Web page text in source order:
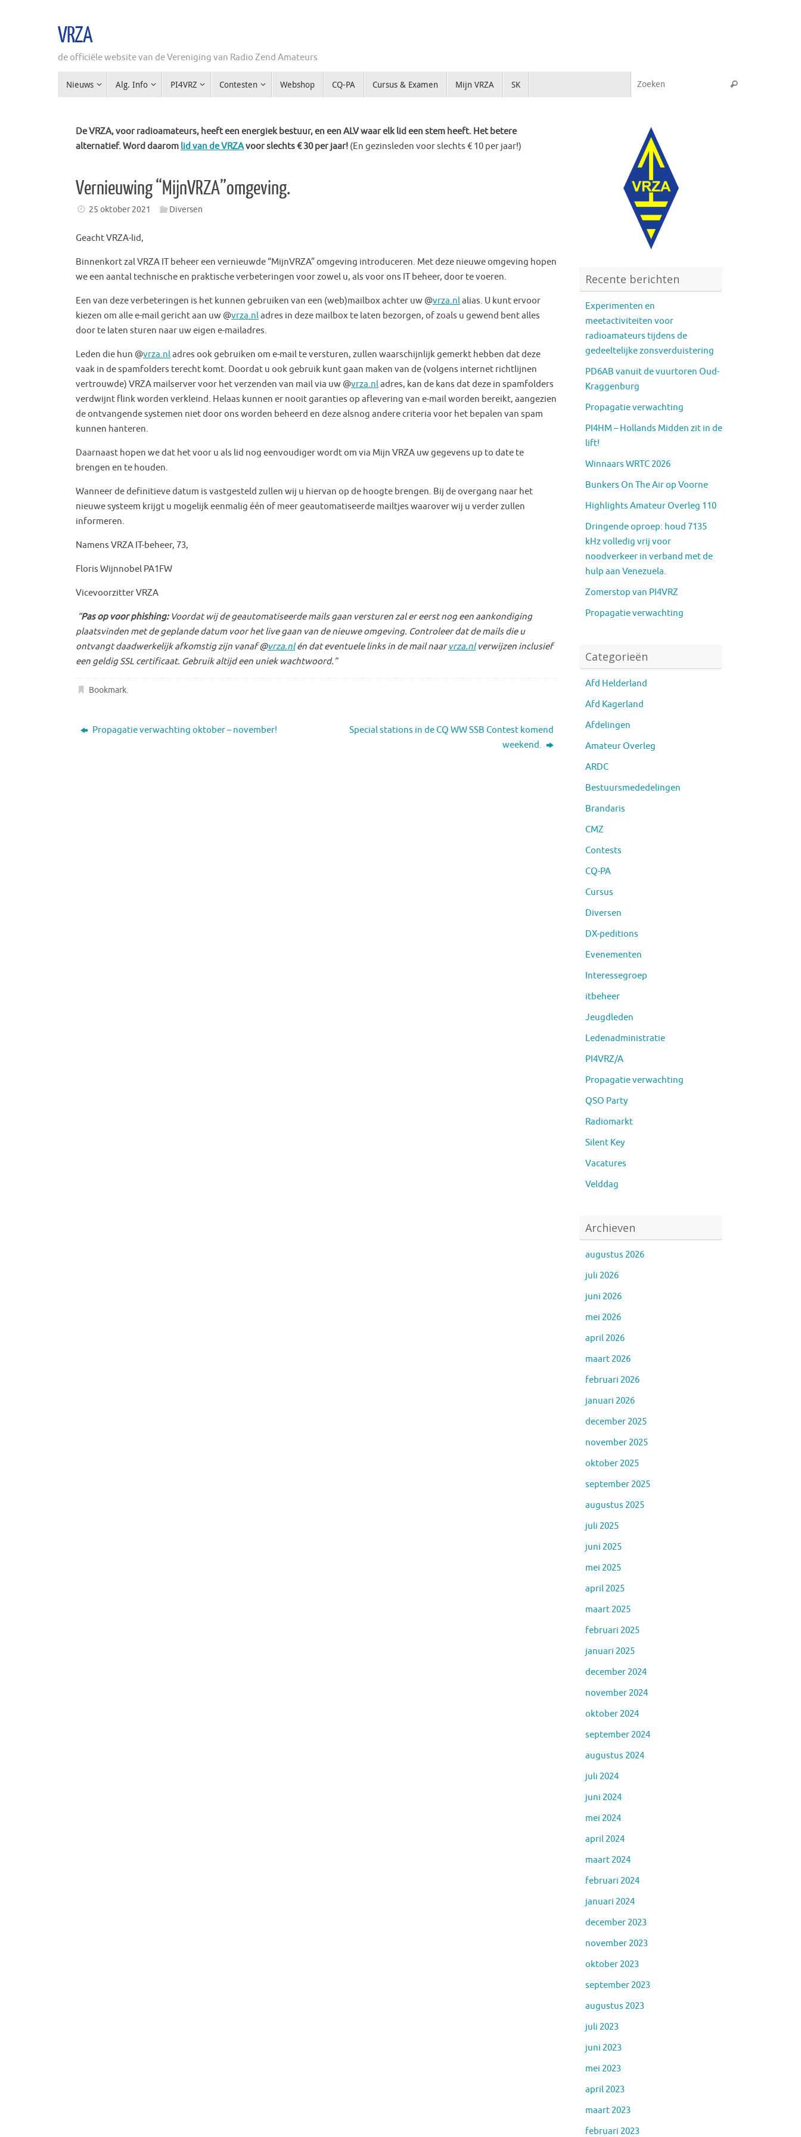
VRZA
de officiële website van de Vereniging van Radio Zend Amateurs
naarNieuws Alg. Info PI4VRZ Contesten Webshop CQ-PA Cursus & Examen Mijn VRZA SK Zoeken
De VRZA, voor radioamateurs, heeft een energiek bestuur, en een ALV waar elk lid een stem heeft. Het betere
alternatief. Word daarom lid van de VRZAvoor slechts € 30 per jaar! (En gezinsleden voor slechts € 10 per jaar!)
Vernieuwing “MijnVRZA”omgeving.
25 oktober 2021 Diversen
Geacht VRZA-lid,
Binnenkort zal VRZA IT beheer een vernieuwde “MijnVRZA” omgeving introduceren. Met deze nieuwe omgeving hopen
we een aantal technische en praktische verbeteringen voor zowel u, als voor ons IT beheer, door te voeren.
Een van deze verbeteringen is het kunnen gebruiken van een (web)mailbox achter uw @vrza.nlalias. U kunt ervoor
kiezen om alle e-mail gericht aan uw @vrza.nladres in deze mailbox te laten bezorgen, of zoals u gewend bent alles
door te laten sturen naar uw eigen e-mailadres.
Leden die hun @vrza.nladres ook gebruiken om e-mail te versturen, zullen waarschijnlijk gemerkt hebben dat deze
vaak in de spamfolders terecht komt. Doordat u ook gebruik kunt gaan maken van de (volgens internet richtlijnen
vertrouwde) VRZA mailserver voor het verzenden van mail via uw @vrza.nladres, kan de kans dat deze in spamfolders
verdwijnt flink worden verkleind. Helaas kunnen er nooit garanties op aflevering van e-mail worden bereikt, aangezien
de ontvangende systemen niet door ons worden beheerd en deze alsnog andere criteria voor het bepalen van spam
kunnen hanteren.
Daarnaast hopen we dat het voor u als lid nog eenvoudiger wordt om via Mijn VRZA uw gegevens up to date te
brengen en te houden.
Wanneer de definitieve datum is vastgesteld zullen wij u hiervan op de hoogte brengen. Bij de overgang naar het
nieuwe systeem krijgt u mogelijk eenmalig één of meer geautomatiseerde mailtjes waarover wij u verder zullen
informeren.
Namens VRZA IT-beheer, 73,
Floris Wijnnobel PA1FW
Vicevoorzitter VRZA
“Pas op voor phishing:Voordat wij de geautomatiseerde mails gaan versturen zal er eerst nog een aankondiging
plaatsvinden met de geplande datum voor het live gaan van de nieuwe omgeving. Controleer dat de mails die u
ontvangt daadwerkelijk afkomstig zijn vanaf @vrza.nlén dat eventuele links in de mail naarvrza.nlverwijzen inclusief
een geldig SSL certificaat. Gebruik altijd een uniek wachtwoord.”
Bookmark.
Propagatie verwachting oktober – november!
Special stations in de CQ WW SSB Contest komend
weekend.
Recente berichten
Experimenten en
meetactiviteiten voor
radioamateurs tijdens de
gedeeltelijke zonsverduistering
PD6AB vanuit de vuurtoren Oud-
Kraggenburg
Propagatie verwachting
PI4HM – Hollands Midden zit in de
lift!
Winnaars WRTC 2026
Bunkers On The Air op Voorne
Highlights Amateur Overleg 110
Dringende oproep: houd 7135
kHz volledig vrij voor
noodverkeer in verband met de
hulp aan Venezuela.
Zomerstop van PI4VRZ
Propagatie verwachting
Categorieën
Afd Helderland
Afd Kagerland
Afdelingen
Amateur Overleg
ARDC
Bestuursmededelingen
Brandaris
CMZ
Contests
CQ-PA
Cursus
Diversen
DX-peditions
Evenementen
Interessegroep
itbeheer
Jeugdleden
Ledenadministratie
PI4VRZ/A
Propagatie verwachting
QSO Party
Radiomarkt
Silent Key
Vacatures
Velddag
Archieven
augustus 2026
juli 2026
juni 2026
mei 2026
april 2026
maart 2026
februari 2026
januari 2026
december 2025
november 2025
oktober 2025
september 2025
augustus 2025
juli 2025
juni 2025
mei 2025
april 2025
maart 2025
februari 2025
januari 2025
december 2024
november 2024
oktober 2024
september 2024
augustus 2024
juli 2024
juni 2024
mei 2024
april 2024
maart 2024
februari 2024
januari 2024
december 2023
november 2023
oktober 2023
september 2023
augustus 2023
juli 2023
juni 2023
mei 2023
april 2023
maart 2023
februari 2023